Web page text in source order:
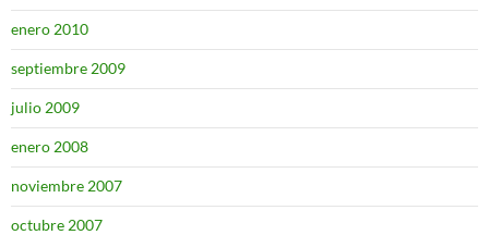
enero 2010
septiembre 2009
julio 2009
enero 2008
noviembre 2007
octubre 2007